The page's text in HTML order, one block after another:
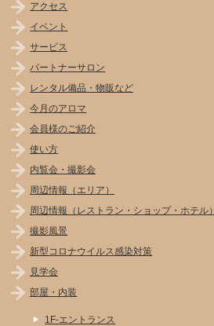
アクセス
イベント
サービス
パートナーサロン
レンタル備品・物販など
今月のアロマ
会員様のご紹介
使い方
内覧会・撮影会
周辺情報（エリア）
周辺情報（レストラン・ショップ・ホテル）
撮影風景
新型コロナウイルス感染対策
見学会
部屋・内装
1F-エントランス